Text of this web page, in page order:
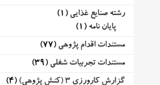
رشته صنایع غذایی (1)
پایان نامه (1)
مستندات اقدام پژوهی (77)
مستندات تجربیات شغلی (39)
گزارش کارورزی 3 (کنش پژوهی)
(4)